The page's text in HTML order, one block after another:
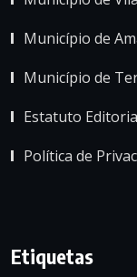
Município de
Município de
Estatuto
Política de
Etiquetas